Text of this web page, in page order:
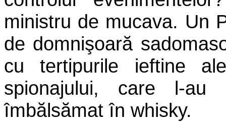
ministru de mucava. Un
de domnişoară
cu tertipurile ieftine
spionajului, care l-
îmbălsămat în whisky.